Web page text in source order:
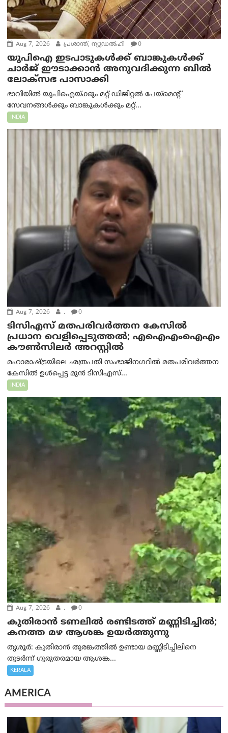
Aug 7, 2026 പ്രശാന്ത്, ന്യൂഡല്‍ഹി 0
യുപിഐ ഇടപാടുകൾക്ക് ബാങ്കുകൾക്ക്
ചാർജ് ഈടാക്കാൻ അനുവദിക്കുന്ന ബിൽ
ലോക്‌സഭ പാസാക്കി
ഭാവിയിൽ യുപിഐയ്ക്കും മറ്റ് ഡിജിറ്റൽ പേയ്‌മെന്റ്
സേവനങ്ങൾക്കും ബാങ്കുകൾക്കും മറ്റ്...
INDIA
Aug 7, 2026 . 0
ടിസിഎസ് മതപരിവർത്തന കേസിൽ
പ്രധാന വെളിപ്പെടുത്തൽ; എഐഎംഐഎം
കൗൺസിലർ അറസ്റ്റിൽ
മഹാരാഷ്ട്രയിലെ ഛത്രപതി സംഭാജിനഗറിൽ മതപരിവർത്തന
കേസിൽ ഉൾപ്പെട്ട മുൻ ടിസിഎസ്...
INDIA
Aug 7, 2026 . 0
കുതിരാൻ ടണലിൽ രണ്ടിടത്ത് മണ്ണിടിച്ചിൽ;
കനത്ത മഴ ആശങ്ക ഉയർത്തുന്നു
തൃശൂർ: കുതിരാൻ തുരങ്കത്തിൽ ഉണ്ടായ മണ്ണിടിച്ചിലിനെ
തുടർന്ന് ഗുരുതരമായ ആശങ്ക...
KERALA
AMERICA